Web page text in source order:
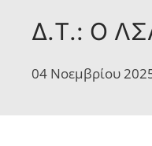
Δ.Τ.: Ο
04 Νοεμβρίου